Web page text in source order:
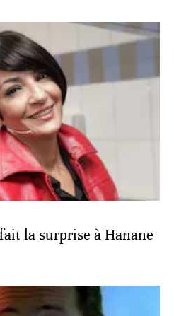
la surprise à Hanane